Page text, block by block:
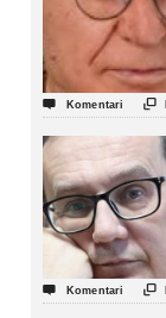
 Komentari 
 Komentari 